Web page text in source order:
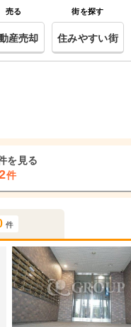
売る
産売却
街を探す
住みやすい街
を見る
件
件